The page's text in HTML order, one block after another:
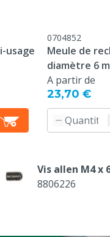
usage
0704852
Meule de
diamètre 6
A partir de
23,70 €
Vis allen M4 x
8806226